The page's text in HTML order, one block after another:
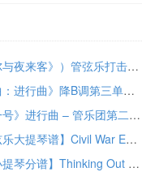
【劳埃德·康利《牧人舞》（选自《阿玛尔与夜来客》）管弦乐打击乐谱】Shepherd’s Dance (from Amahl and the Night Visitors) – Percussion by Lloyd Conley Orchestra PDF乐谱下载
【詹姆斯·科诺《多元化管弦乐团第一组曲：进行曲》降B调第三单簧管分谱】March from Suite for Variety Orchestra, No. 1 – Bb Clarinet 3 by James Curnow Concert Band PDF乐谱下载
【詹姆斯·科诺《多样化管弦乐团组曲第一号》进行曲 – 管乐团第二长号分谱】March from Suite for Variety Orchestra, No. 1 – Trombone 2 by James Curnow Concert Band PDF乐谱下载
【罗伯特·朗菲尔德《南北战争回响》管弦乐大提琴谱】Civil War Echoes – Cello by Robert Longfield Orchestra PDF乐谱下载
【拉里·摩尔《大声地想念》管弦乐第一小提琴分谱】Thinking Out Loud – Violin 1 by Larry Moore Orchestra PDF乐谱下载